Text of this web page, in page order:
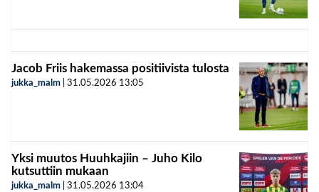
Jacob Friis hakemassa positiivista tulosta
jukka_malm 31.05.2026 13:05
Yksi muutos Huuhkajiin – Juho Kilo
kutsuttiin mukaan
jukka_malm 31.05.2026 13:04